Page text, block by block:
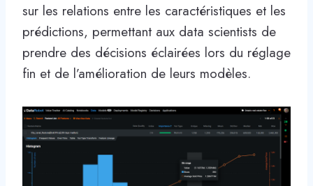
sur les relations entre les caractéristiques et les
prédictions, permettant aux data scientists de
prendre des décisions éclairées lors du réglage
fin et de l’amélioration de leurs modèles.